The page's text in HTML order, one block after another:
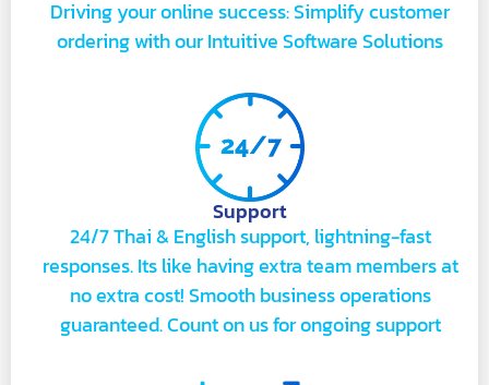
Driving your online success: Simplify customer
ordering with our Intuitive Software Solutions
Support
24/7 Thai & English support, lightning-fast
responses. Its like having extra team members at
no extra cost! Smooth business operations
guaranteed. Count on us for ongoing support